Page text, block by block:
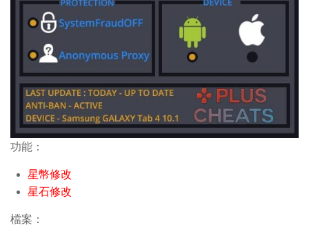
功能：
星幣修改
星石修改
檔案：